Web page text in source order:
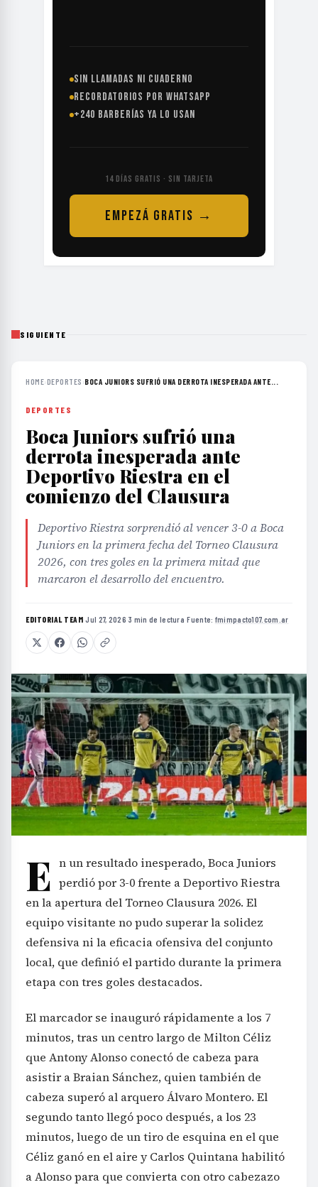
SIN LLAMADAS NI CUADERNO
RECORDATORIOS POR WHATSAPP
+240 BARBERÍAS YA LO USAN
14 DÍAS GRATIS · SIN TARJETA
EMPEZÁ GRATIS →
SIGUIENTE
HOME›DEPORTES ›BOCA JUNIORS SUFRIÓ UNA DERROTA INESPERADA ANTE...
DEPORTES
Boca Juniors sufrió una
derrota inesperada ante
Deportivo Riestra en el
comienzo del Clausura
Deportivo Riestra sorprendió al vencer 3-0 a Boca
Juniors en la primera fecha del Torneo Clausura
2026, con tres goles en la primera mitad que
marcaron el desarrollo del encuentro.
EDITORIAL TEAM·Jul 27, 2026·3 min de lectura·Fuente: fmimpacto107.com.ar
E n un resultado inesperado, Boca Juniors
perdió por 3-0 frente a Deportivo Riestra
en la apertura del Torneo Clausura 2026. El
equipo visitante no pudo superar la solidez
defensiva ni la eficacia ofensiva del conjunto
local, que definió el partido durante la primera
etapa con tres goles destacados.
El marcador se inauguró rápidamente a los 7
minutos, tras un centro largo de Milton Céliz
que Antony Alonso conectó de cabeza para
asistir a Braian Sánchez, quien también de
cabeza superó al arquero Álvaro Montero. El
segundo tanto llegó poco después, a los 23
minutos, luego de un tiro de esquina en el que
Céliz ganó en el aire y Carlos Quintana habilitó
a Alonso para que convierta con otro cabezazo